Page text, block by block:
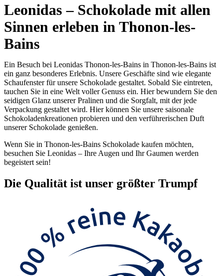
Leonidas – Schokolade mit allen
Sinnen erleben in Thonon-les-
Bains
Ein Besuch bei Leonidas Thonon-les-Bains in Thonon-les-Bains ist
ein ganz besonderes Erlebnis. Unsere Geschäfte sind wie elegante
Schaufenster für unsere Schokolade gestaltet. Sobald Sie eintreten,
tauchen Sie in eine Welt voller Genuss ein. Hier bewundern Sie den
seidigen Glanz unserer Pralinen und die Sorgfalt, mit der jede
Verpackung gestaltet wird. Hier können Sie unsere saisonale
Schokoladenkreationen probieren und den verführerischen Duft
unserer Schokolade genießen.
Wenn Sie in Thonon-les-Bains Schokolade kaufen möchten,
besuchen Sie Leonidas – Ihre Augen und Ihr Gaumen werden
begeistert sein!
Die Qualität ist unser größter Trumpf